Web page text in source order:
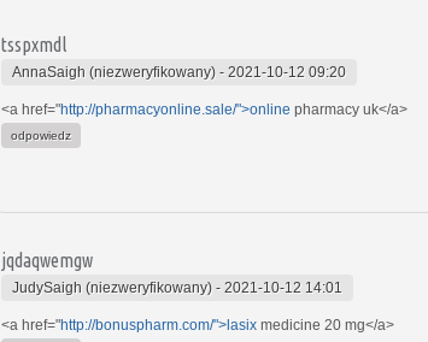
tsspxmdl
AnnaSaigh (niezweryfikowany) - 2021-10-12 09:20
<a href="http://pharmacyonline.sale/">online pharmacy uk</a>
odpowiedz
jqdaqwemgw
JudySaigh (niezweryfikowany) - 2021-10-12 14:01
<a href="http://bonuspharm.com/">lasix medicine 20 mg</a>